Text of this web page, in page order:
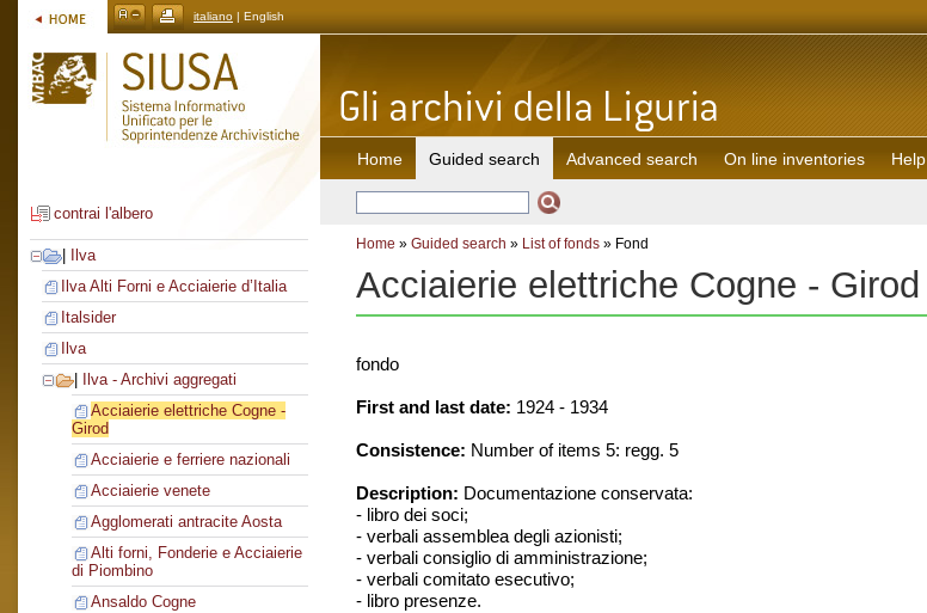
italiano | English
contrai l'albero
Ilva
Ilva Alti Forni e Acciaierie d’Italia
Italsider
Ilva
Ilva - Archivi aggregati
Acciaierie elettriche Cogne -
Girod
Acciaierie e ferriere nazionali
Acciaierie venete
Agglomerati antracite Aosta
Alti forni, Fonderie e Acciaierie
di Piombino
Ansaldo Cogne
Home Guided search Advanced search On line inventories Help
Home » Guided search » List of fonds » Fond
Acciaierie elettriche Cogne - Girod
fondo
First and last date: 1924 - 1934
Consistence: Number of items 5: regg. 5
Description: Documentazione conservata:
- libro dei soci;
- verbali assemblea degli azionisti;
- verbali consiglio di amministrazione;
- verbali comitato esecutivo;
- libro presenze.